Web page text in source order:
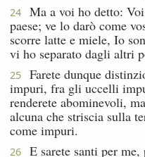
24
Ma a voi ho detto:
paese; ve lo darò come
scorre latte e miele, Io
vi ho separato dagli altri
25
Farete dunque
impuri, fra gli uccelli
renderete abominevoli,
alcuna che striscia sulla
come impuri.
26
E sarete santi per